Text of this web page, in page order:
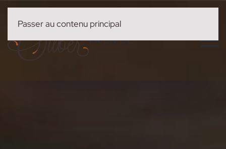
Passer au contenu principal
FR EN DE